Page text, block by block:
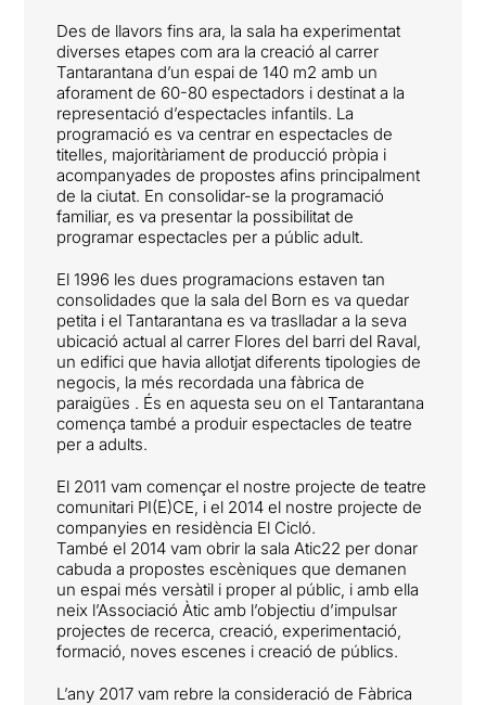
Des de llavors fins ara, la sala ha experimentat
diverses etapes com ara la creació al carrer
Tantarantana d’un espai de 140 m2 amb un
aforament de 60-80 espectadors i destinat a la
representació d’espectacles infantils. La
programació es va centrar en espectacles de
titelles, majoritàriament de producció pròpia i
acompanyades de propostes afins principalment
de la ciutat. En consolidar-se la programació
familiar, es va presentar la possibilitat de
programar espectacles per a públic adult.
El 1996 les dues programacions estaven tan
consolidades que la sala del Born es va quedar
petita i el Tantarantana es va traslladar a la seva
ubicació actual al carrer Flores del barri del Raval,
un edifici que havia allotjat diferents tipologies de
negocis, la més recordada una fàbrica de
paraigües . És en aquesta seu on el Tantarantana
comença també a produir espectacles de teatre
per a adults.
El 2011 vam començar el nostre projecte de teatre
comunitari PI(E)CE, i el 2014 el nostre projecte de
companyies en residència El Cicló.
També el 2014 vam obrir la sala Atic22 per donar
cabuda a propostes escèniques que demanen
un espai més versàtil i proper al públic, i amb ella
neix l’Associació Àtic amb l’objectiu d’impulsar
projectes de recerca, creació, experimentació,
formació, noves escenes i creació de públics.
L’any 2017 vam rebre la consideració de Fàbrica